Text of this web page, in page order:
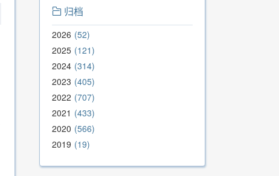
归档
2026 52
2025 121
2024 314
2023 405
2022 707
2021
433
2020 566
2019 19